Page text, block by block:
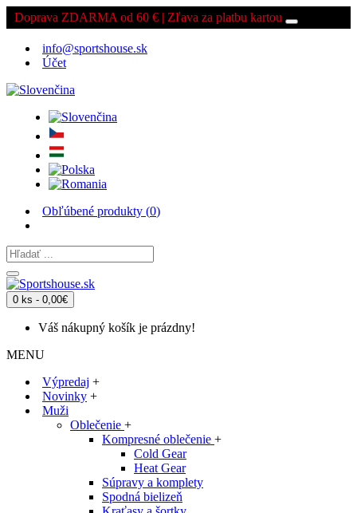
Doprava ZDARMA od 60 € | Zľava za platbu kartou
info@sportshouse.sk
Účet
Obľúbené produkty (0)
0 ks - 0,00€
Váš nákupný košík je prázdny!
MENU
Výpredaj +
Novinky +
Muži
Oblečenie +
Kompresné oblečenie +
Cold Gear
Heat Gear
Súpravy a komplety
Spodná bielizeň